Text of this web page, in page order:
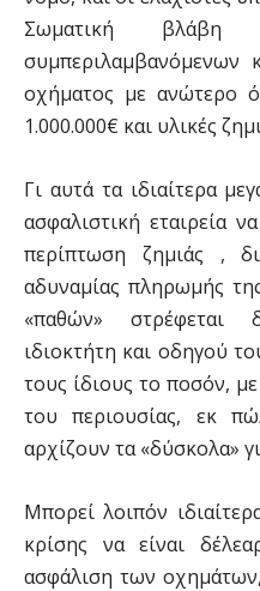
Σωματική
συμπεριλαμβανόμενων
οχήματος με ανώτερο
1.000.000€ και υλικές
Γι αυτά τα ιδιαίτερα
ασφαλιστική εταιρεία
περίπτωση ζημιάς ,
αδυναμίας πληρωμής
«παθών» στρέφεται
ιδιοκτήτη και οδηγού
τους ίδιους το ποσόν,
του περιουσίας, εκ
αρχίζουν τα «δύσκολα»
Μπορεί λοιπόν
κρίσης να είναι
ασφάλιση των